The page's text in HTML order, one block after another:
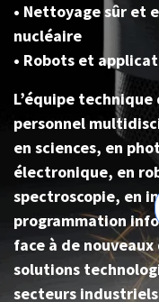
• Nettoyage sûr et
nucléaire
• Robots et
L’équipe technique
personnel
en sciences, en
électronique, en
spectroscopie, en
programmation
face à de
solutions
secteurs